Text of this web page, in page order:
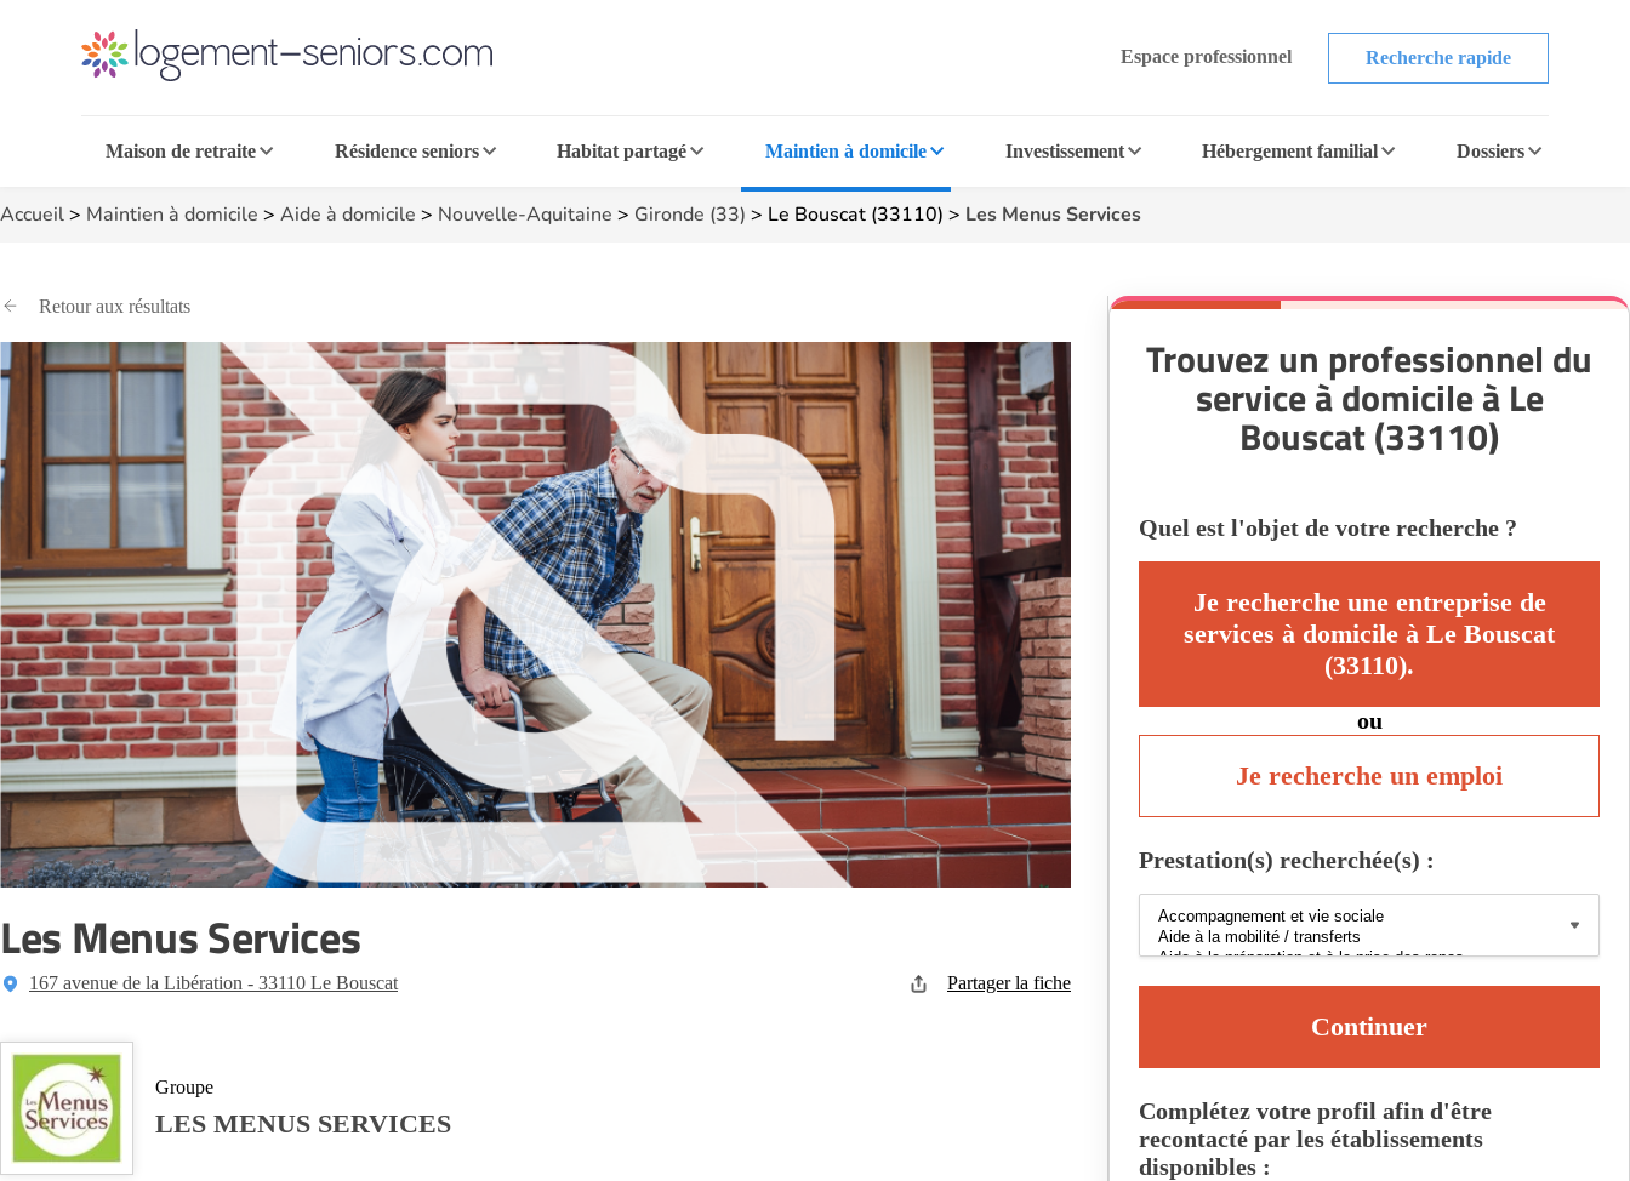
Espace professionnel Recherche rapide
Maison de retraite Résidence seniors Habitat partagé Maintien à domicile Investissement Hébergement familial Dossiers
Accueil> Maintien à domicile > Aide à domicile > Nouvelle-Aquitaine > Gironde (33) > Le Bouscat (33110) > Les Menus Services
Retour aux résultats
Les Menus Services
167 avenue de la Libération - 33110 Le Bouscat Partager la fiche
Groupe
LES MENUS SERVICES
Trouvez un professionnel du
service à domicile à Le
Bouscat (33110)
Quel est l'objet de votre recherche ?
Je recherche une entreprise de
services à domicile à Le Bouscat
(33110).
ou
Je recherche un emploi
Prestation(s) recherchée(s) :
Continuer
Complétez votre profil afin d'être
recontacté par les établissements
disponibles :